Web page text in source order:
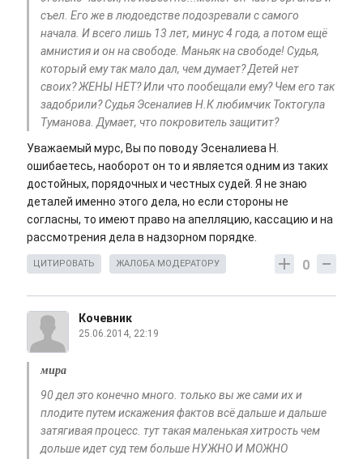
съел. Его же в людоедстве подозревали с самого
начала. И всего лишь 13 лет, минус 4 года, а потом ещё
амнистия и он на свободе. Маньяк на свободе! Судья,
который ему так мало дал, чем думает? Детей нет
своих? ЖЕНЫ НЕТ? Или что пообещали ему? Чем его так
задобрили? Судья Эсеналиев Н.К любимчик Токтогула
Туманова. Думает, что покровитель защитит?
Уважаемый мурс, Вы по поводу Эсеналиева Н.
ошибаетесь, наоборот он то и является одним из таких
достойных, порядочных и честных судей. Я не знаю
деталей именно этого дела, но если стороны не
согласны, то имеют право на апелляцию, кассацию и на
рассмотрения дела в надзорном порядке.
0
ЦИТИРОВАТЬ ЖАЛОБА МОДЕРАТОРУ
Кочевник
25.06.2014, 22:19
мира
90 дел это конечно много. только вы же сами их и
плодите путем искажения фактов всё дальше и дальше
затягивая процесс. тут такая маленькая хитрость чем
дольше идет суд тем больше НУЖНО И МОЖНО